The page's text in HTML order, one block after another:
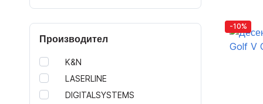
копче за клучеви
Капачки за вентили
Калобрани
кровни носачи
Багажници за велосипеди
Кровни куфери
Производител
K&N
LASERLINE
DIGITALSYSTEMS
-10%